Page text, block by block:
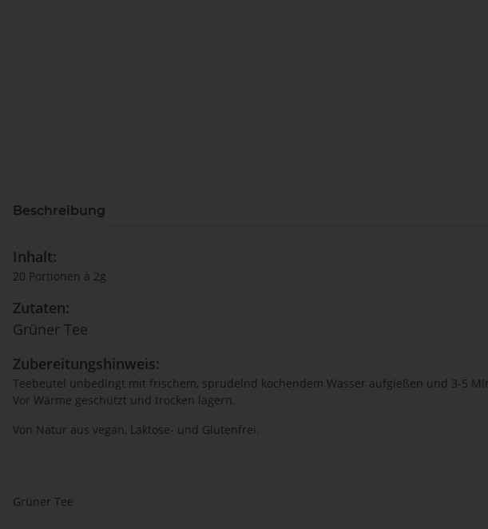
Beschreibung
Inhalt:
20 Portionen à 2g
Zutaten:
Grüner Tee
Zubereitungshinweis:
Teebeutel unbedingt mit frischem, sprudelnd kochendem Wasser aufgießen und 3-5
Vor Wärme geschützt und trocken lagern.
Von Natur aus vegan, Laktose- und Glutenfrei.
Grüner Tee